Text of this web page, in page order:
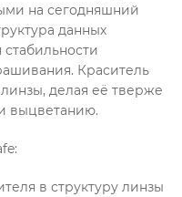
на сегодняшний
данных
Краситель
делая её тверже
выцветанию.
в структуру линзы